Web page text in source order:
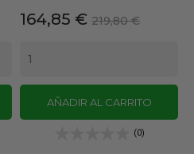
Precio
164,85 € Precio
219,80 €
AÑADIR AL CARRITO
(0)